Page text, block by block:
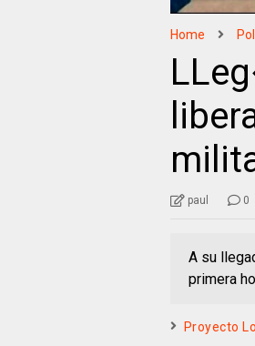
Home
paul 0
A su
primera
Proyecto